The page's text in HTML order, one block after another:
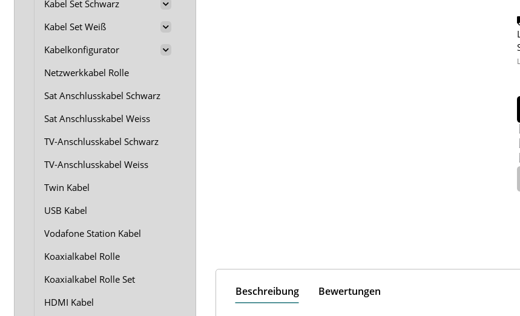
Beschreibung Bewertungen
Kabel Set Schwarz
Kabel Set Weiß
Kabelkonfigurator
Netzwerkkabel Rolle
Sat Anschlusskabel Schwarz
Sat Anschlusskabel Weiss
TV-Anschlusskabel Schwarz
TV-Anschlusskabel Weiss
Twin Kabel
USB Kabel
Vodafone Station Kabel
Koaxialkabel Rolle
Koaxialkabel Rolle Set
HDMI Kabel